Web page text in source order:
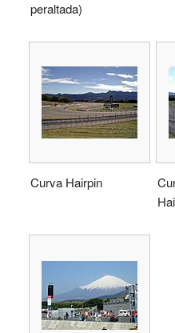
peraltada)
Curva Hairpin